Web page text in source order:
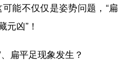
访谈 视频
信息化 乡村振兴
能不仅仅是姿势问题，“扁
元凶”！
扁平足现象发生？